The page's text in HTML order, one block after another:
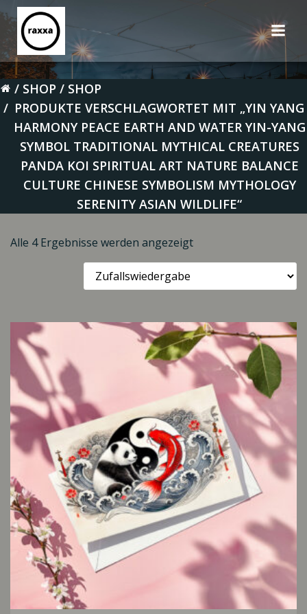
SHOP
SHOP
PRODUKTE VERSCHLAGWORTET MIT „YIN YANG
HARMONY PEACE EARTH AND WATER YIN-YANG
SYMBOL TRADITIONAL MYTHICAL CREATURES
PANDA KOI SPIRITUAL ART NATURE BALANCE
CULTURE CHINESE SYMBOLISM MYTHOLOGY
SERENITY ASIAN WILDLIFE“
Alle 4 Ergebnisse werden angezeigt